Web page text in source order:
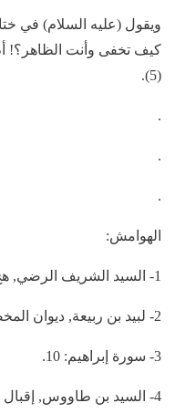
ويقول (عليه السلام) في
كيف تخفى وأنت الظاهر؟!
(5).
.
.
.
الهوامش:
1- السيد الشريف الرضي, هج البلاغة: 1/27.
2- لبيد بن ربيعة, ديوان المخضرمون.
3- سورة إبراهيم: 10.